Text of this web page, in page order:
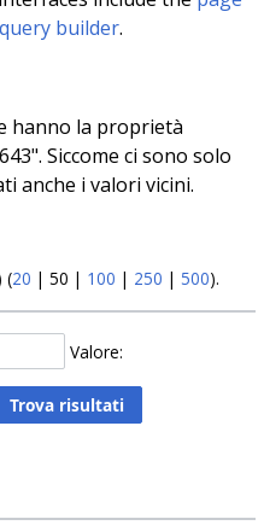
builder.
hanno la proprietà
Siccome ci sono solo
anche i valori vicini.
(20 | 50 | 100 | 250 | 500).
Valore: